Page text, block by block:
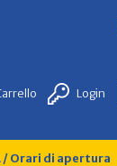
Login
/ Orari di apertura